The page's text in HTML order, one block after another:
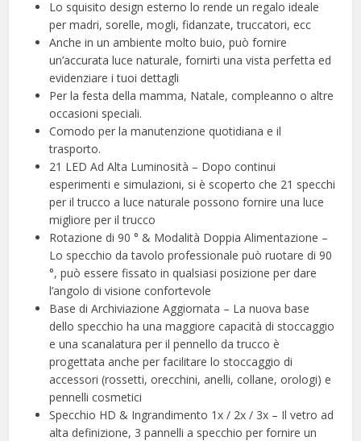
Lo squisito design esterno lo rende un regalo ideale
per madri, sorelle, mogli, fidanzate, truccatori, ecc
Anche in un ambiente molto buio, può fornire
un’accurata luce naturale, fornirti una vista perfetta ed
evidenziare i tuoi dettagli
Per la festa della mamma, Natale, compleanno o altre
occasioni speciali.
Comodo per la manutenzione quotidiana e il
trasporto.
21 LED Ad Alta Luminosità – Dopo continui
esperimenti e simulazioni, si è scoperto che 21 specchi
per il trucco a luce naturale possono fornire una luce
migliore per il trucco
Rotazione di 90 ° & Modalità Doppia Alimentazione –
Lo specchio da tavolo professionale può ruotare di 90
°, può essere fissato in qualsiasi posizione per dare
l’angolo di visione confortevole
Base di Archiviazione Aggiornata – La nuova base
dello specchio ha una maggiore capacità di stoccaggio
e una scanalatura per il pennello da trucco è
progettata anche per facilitare lo stoccaggio di
accessori (rossetti, orecchini, anelli, collane, orologi) e
pennelli cosmetici
Specchio HD & Ingrandimento 1x / 2x / 3x – Il vetro ad
alta definizione, 3 pannelli a specchio per fornire un